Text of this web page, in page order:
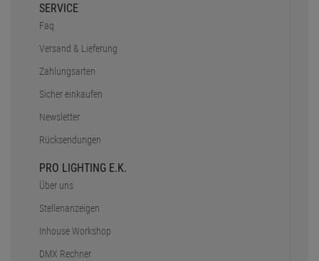
SERVICE
Faq
Versand & Lieferung
Zahlungsarten
Sicher einkaufen
Newsletter
Rücksendungen
PRO LIGHTING E.K.
Über uns
Stellenanzeigen
Inhouse Workshop
DMX Rechner